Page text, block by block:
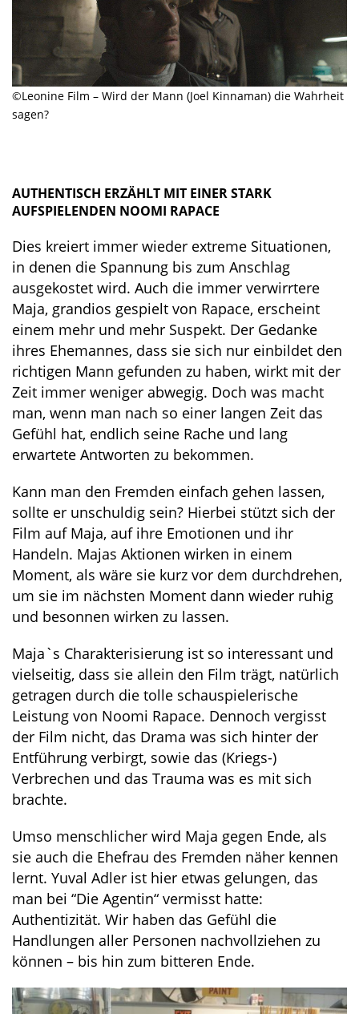
©Leonine Film – Wird der Mann (Joel Kinnaman) die Wahrheit
sagen?
AUTHENTISCH ERZÄHLT MIT EINER STARK
AUFSPIELENDEN NOOMI RAPACE
Dies kreiert immer wieder extreme Situationen,
in denen die Spannung bis zum Anschlag
ausgekostet wird. Auch die immer verwirrtere
Maja, grandios gespielt von Rapace, erscheint
einem mehr und mehr Suspekt. Der Gedanke
ihres Ehemannes, dass sie sich nur einbildet den
richtigen Mann gefunden zu haben, wirkt mit der
Zeit immer weniger abwegig. Doch was macht
man, wenn man nach so einer langen Zeit das
Gefühl hat, endlich seine Rache und lang
erwartete Antworten zu bekommen.
Kann man den Fremden einfach gehen lassen,
sollte er unschuldig sein? Hierbei stützt sich der
Film auf Maja, auf ihre Emotionen und ihr
Handeln. Majas Aktionen wirken in einem
Moment, als wäre sie kurz vor dem durchdrehen,
um sie im nächsten Moment dann wieder ruhig
und besonnen wirken zu lassen.
Maja`s Charakterisierung ist so interessant und
vielseitig, dass sie allein den Film trägt, natürlich
getragen durch die tolle schauspielerische
Leistung von Noomi Rapace. Dennoch vergisst
der Film nicht, das Drama was sich hinter der
Entführung verbirgt, sowie das (Kriegs-)
Verbrechen und das Trauma was es mit sich
brachte.
Umso menschlicher wird Maja gegen Ende, als
sie auch die Ehefrau des Fremden näher kennen
lernt. Yuval Adler ist hier etwas gelungen, das
man bei “Die Agentin“ vermisst hatte:
Authentizität. Wir haben das Gefühl die
Handlungen aller Personen nachvollziehen zu
können – bis hin zum bitteren Ende.